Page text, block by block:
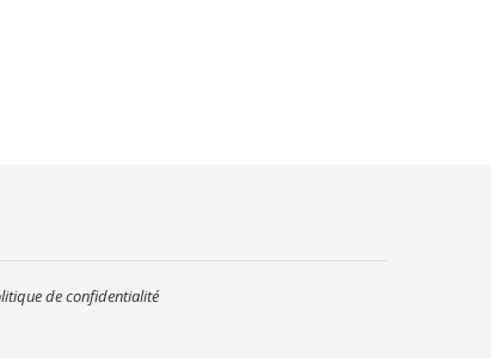
de confidentialité